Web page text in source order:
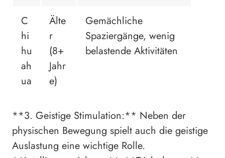
C
hi
hu
ah
ua
Älte
r
(8+
Jahr
e)
Gemächliche
Spaziergänge, wenig
belastende Aktivitäten
**3. Geistige Stimulation:** Neben der
physischen Bewegung spielt auch die geistige
Auslastung eine wichtige Rolle.